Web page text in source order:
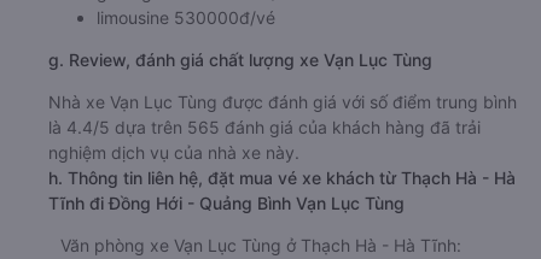
limousine 530000đ/vé
g. Review, đánh giá chất lượng xe Vạn Lục Tùng
Nhà xe Vạn Lục Tùng được đánh giá với số điểm trung bình
là 4.4/5 dựa trên 565 đánh giá của khách hàng đã trải
nghiệm dịch vụ của nhà xe này.
h. Thông tin liên hệ, đặt mua vé xe khách từ Thạch Hà - Hà
Tĩnh đi Đồng Hới - Quảng Bình Vạn Lục Tùng
Văn phòng xe Vạn Lục Tùng ở Thạch Hà - Hà Tĩnh: